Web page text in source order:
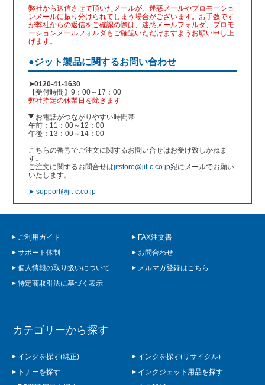
弊社から送信させて頂いたメールが、迷惑メールやプロモーショ
ンメールに振り分けられてしまう場合がございます。お手数です
が弊社からの返信をご確認の際は、迷惑メールフォルダ、プロモ
ーションメールフォルダもご確認いただけますようお願い申し上
げます。
●ジット製品に関するお問い合わせ
➤0120-41-1630
【受付時間】9：00～17：00
弊社指定の休業日を除きます
お電話がつながりやすい時間帯
午前：11：00～12：00
午後：13：00～14：00
こちらの番号でご注文に関するお問い合せはお受け致しかねま
す。
ご注文に関するお問合せはjitstore@jit-c.co.jp宛にメールでお願い
いたします。
➤support@jit-c.co.jp
ご利用ガイド
FAX注文書
サポート体制
お問合わせ
個人情報の取り扱いについて
メルマガ登録はこちら
特定商取引法に基づく表示
カテゴリーから探す
インクを探す(純正)
インクを探す(リサイクル)
トナーを探す
インクジェット用品を探す